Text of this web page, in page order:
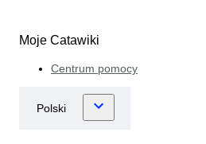
Moje Catawiki
Centrum pomocy